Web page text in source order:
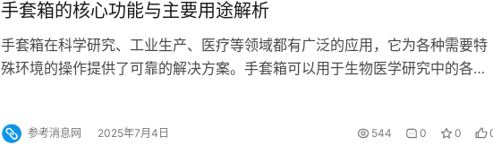
手套箱在科学研究、工业生产、医疗等领域都有广泛的应用，它为各种需要特
殊环境的操作提供了可靠的解决方案。手套箱可以用于生物医学研究中的各种
手套箱最为核心的功能之一便是对 O₂、H₂O 以及有机气体进行高效清除。 这